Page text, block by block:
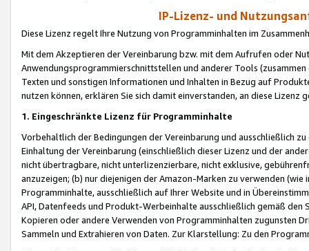
IP-Lizenz- und
Diese Lizenz regelt Ihre Nutzung von Programminhalten im
Mit dem Akzeptieren der Vereinbarung bzw. mit dem Aufrufen oder
Anwendungsprogrammierschnittstellen und anderer Tools (zusammen
Texten und sonstigen Informationen und Inhalten in Bezug auf
nutzen können, erklären Sie sich damit einverstanden, an diese Lizenz
1. Eingeschränkte Lizenz für Programminhalte
Vorbehaltlich der Bedingungen der Vereinbarung und ausschließlich
Einhaltung der Vereinbarung (einschließlich dieser Lizenz und der
nicht übertragbare, nicht unterlizenzierbare, nicht exklusive,
anzuzeigen; (b) nur diejenigen der Amazon-Marken zu verwenden
Programminhalte, ausschließlich auf Ihrer Website und in
API, Datenfeeds und Produkt-Werbeinhalte ausschließlich gemäß
Kopieren oder andere Verwenden von Programminhalten zugunsten
Sammeln und Extrahieren von Daten. Zur Klarstellung: Zu den